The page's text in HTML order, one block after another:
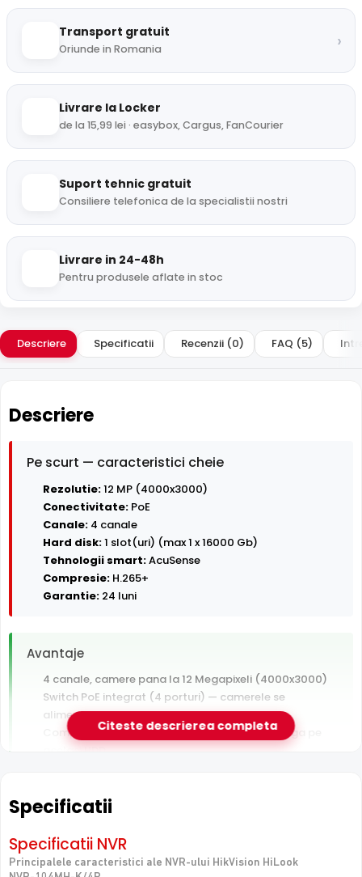
Transport gratuit
Oriunde in Romania ›
Livrare la Locker
de la 15,99 lei · easybox, Cargus, FanCourier
Suport tehnic gratuit
Consiliere telefonica de la specialistii nostri
Livrare in 24-48h
Pentru produsele aflate in stoc
Descriere Specificatii Recenzii (0) FAQ (5)
Descriere
Pe scurt — caracteristici cheie
Rezolutie:12 MP (4000x3000)
Conectivitate: PoE
Canale: 4 canale
Hard disk:1 slot(uri) (max 1 x 16000 Gb)
Tehnologii smart:AcuSense
Compresie: H.265+
Garantie: 24 luni
Avantaje
4 canale, camere pana la 12 Megapixeli (4000x3000)
Switch PoE integrat (4 porturi) — camerele se
alimenteaza direct din NVR
Compresie H.265+ — arhiva video de 2x mai lunga pe
acelasi HDD
De luat in calcul
Hard disk-ul nu este inclus — se achizitioneaza separat
Un singur slot HDD — fara spatiu de extindere sau
redundanta
Citeste descrierea completa
Specificatii
Specificatii NVR
Principalele caracteristici ale NVR-ului HikVision HiLook